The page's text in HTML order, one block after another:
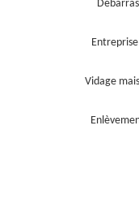
Vidage